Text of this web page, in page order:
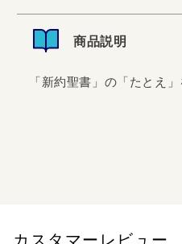
商品説明
「新約聖書」の「たとえ」
カスタマーレビュー